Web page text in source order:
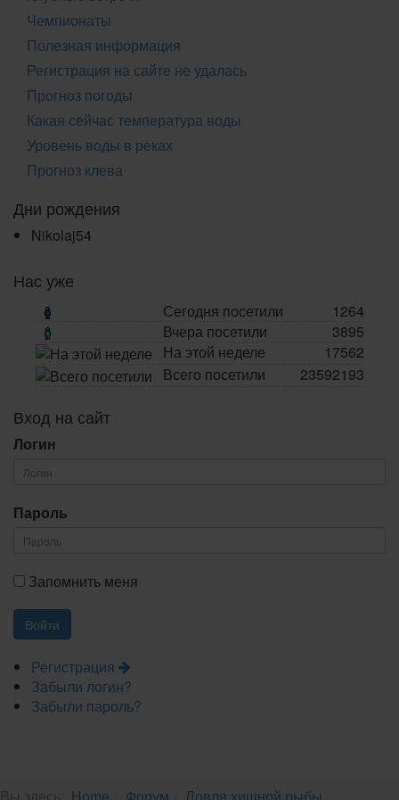
Чемпионаты
Полезная информация
Регистрация на сайте не удалась
Прогноз погоды
Какая сейчас температура воды
Уровень воды в реках
Прогноз клева
Дни рождения
Nikolaj54
Нас уже
Сегодня посетили
1264
Вчера посетили
3895
На этой неделе
17562
Всего посетили
23592193
Вход на сайт
Логин
Пароль
Запомнить меня
Регистрация
Забыли логин?
Забыли пароль?